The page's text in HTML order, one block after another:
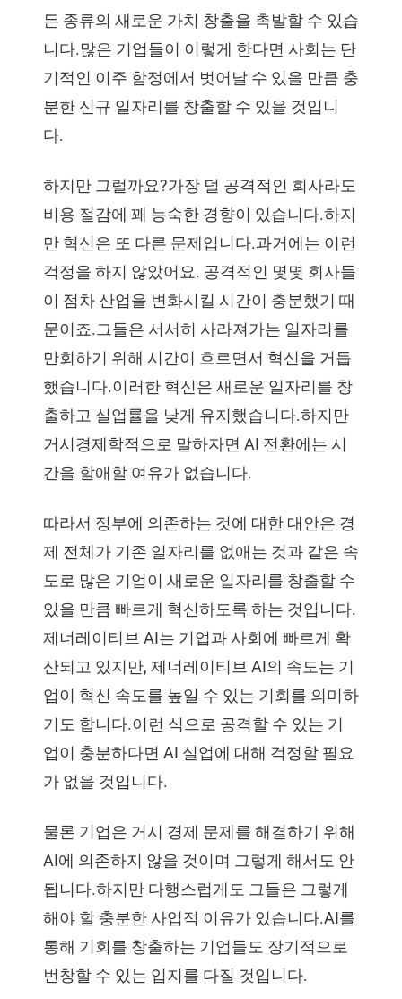
든 종류의 새로운 가치 창출을 촉발할 수 있습
니다.많은 기업들이 이렇게 한다면 사회는 단
기적인 이주 함정에서 벗어날 수 있을 만큼 충
분한 신규 일자리를 창출할 수 있을 것입니
다.
하지만 그럴까요?가장 덜 공격적인 회사라도
비용 절감에 꽤 능숙한 경향이 있습니다.하지
만 혁신은 또 다른 문제입니다.과거에는 이런
걱정을 하지 않았어요. 공격적인 몇몇 회사들
이 점차 산업을 변화시킬 시간이 충분했기 때
문이죠.그들은 서서히 사라져가는 일자리를
만회하기 위해 시간이 흐르면서 혁신을 거듭
했습니다.이러한 혁신은 새로운 일자리를 창
출하고 실업률을 낮게 유지했습니다.하지만
거시경제학적으로 말하자면 AI 전환에는 시
간을 할애할 여유가 없습니다.
따라서 정부에 의존하는 것에 대한 대안은 경
제 전체가 기존 일자리를 없애는 것과 같은 속
도로 많은 기업이 새로운 일자리를 창출할 수
있을 만큼 빠르게 혁신하도록 하는 것입니다.
제너레이티브 AI는 기업과 사회에 빠르게 확
산되고 있지만, 제너레이티브 AI의 속도는 기
업이 혁신 속도를 높일 수 있는 기회를 의미하
기도 합니다.이런 식으로 공격할 수 있는 기
업이 충분하다면 AI 실업에 대해 걱정할 필요
가 없을 것입니다.
물론 기업은 거시 경제 문제를 해결하기 위해
AI에 의존하지 않을 것이며 그렇게 해서도 안
됩니다.하지만 다행스럽게도 그들은 그렇게
해야 할 충분한 사업적 이유가 있습니다.AI를
통해 기회를 창출하는 기업들도 장기적으로
번창할 수 있는 입지를 다질 것입니다.